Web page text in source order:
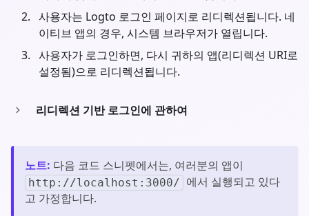
사용자는 Logto 로그인 페이지로 리디렉션됩니다. 네
이티브 앱의 경우, 시스템 브라우저가 열립니다.
사용자가 로그인하면, 다시 귀하의 앱(리디렉션 URI로
설정됨)으로 리디렉션됩니다.
리디렉션 기반 로그인에 관하여
노트: 다음 코드 스니펫에서는, 여러분의 앱이
http://localhost:3000/ 에서 실행되고 있다
고 가정합니다.